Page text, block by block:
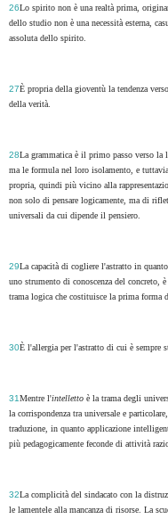
26Lo spirito non è una realtà prima,
dello studio non è una necessità esterna,
assoluta dello spirito.
27È propria della gioventù la tendenza
della verità.
28La grammatica è il primo passo verso la
ma le formula nel loro isolamento, e
propria, quindi più vicino alla
non solo di pensare logicamente, ma di
universali da cui dipende il pensiero.
29La capacità di cogliere l'astratto in
uno strumento di conoscenza del concreto,
trama logica che costituisce la prima forma
30È l'allergia per l'astratto di cui è sempre
31Mentre l'intelletto è la trama degli
la corrispondenza tra universale e
traduzione, in quanto applicazione
più pedagogicamente feconde di attività
32La complicità del sindacato con la
le lamentele alla mancanza di risorse. La